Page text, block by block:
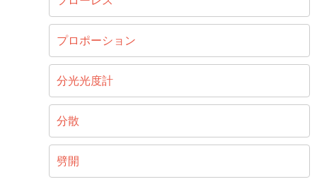
プロポーション
分光光度計
分散
劈開